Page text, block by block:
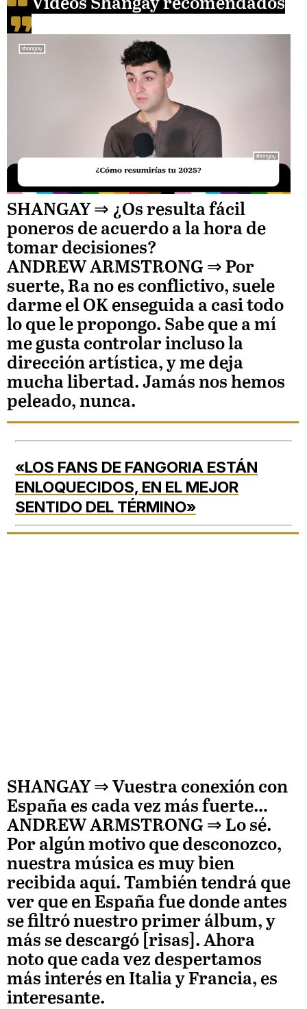
Loaded
32.68%
SHANGAY ⇒ ¿Os resulta fácil
poneros de acuerdo a la hora de
tomar decisiones?
ANDREW ARMSTRONG ⇒ Por
suerte, Ra no es conflictivo, suele
darme el OK enseguida a casi todo
lo que le propongo. Sabe que a mí
me gusta controlar incluso la
dirección artística, y me deja
mucha libertad. Jamás nos hemos
peleado, nunca.
«LOS FANS DE FANGORIA ESTÁN
ENLOQUECIDOS, EN EL MEJOR
SENTIDO DEL TÉRMINO»
SHANGAY ⇒ Vuestra conexión con
España es cada vez más fuerte…
ANDREW ARMSTRONG ⇒ Lo sé.
Por algún motivo que desconozco,
nuestra música es muy bien
recibida aquí. También tendrá que
ver que en España fue donde antes
se filtró nuestro primer álbum, y
más se descargó [risas]. Ahora
noto que cada vez despertamos
más interés en Italia y Francia, es
interesante.